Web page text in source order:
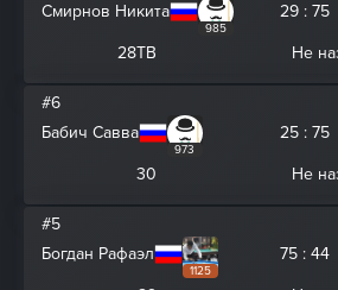
Смирнов Никита
985
29 : 75
28ТВ Не
#6
Бабич Савва
973
25 : 75
30 Не
#5
Богдан Рафаэл
1125
75 : 44